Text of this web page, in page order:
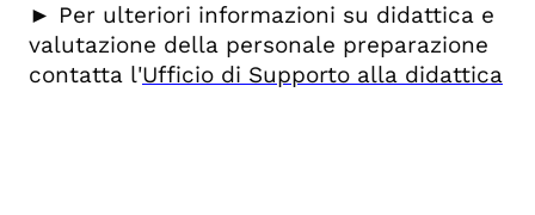
► Per ulteriori informazioni su didattica e
valutazione della personale preparazione
contatta l'Ufficio di Supporto alla didattica